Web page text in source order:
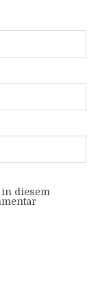
in diesem